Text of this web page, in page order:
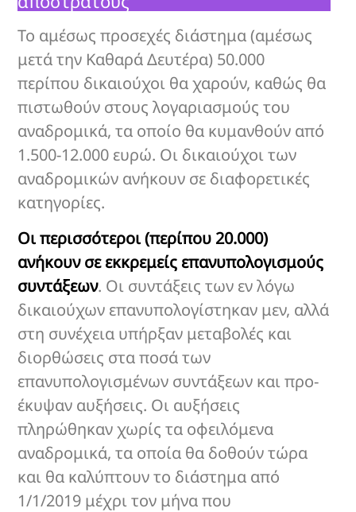
Το αμέσως προσεχές διάστημα (αμέσως
μετά την Καθαρά Δευτέρα) 50.000
περίπου δικαιούχοι θα χαρούν, καθώς θα
πιστωθούν στους λογαριασμούς του
αναδρομικά, τα οποίο θα κυμανθούν από
1.500-12.000 ευρώ. Οι δικαιούχοι των
αναδρομικών ανήκουν σε διαφορετικές
κατηγορίες.
Οι περισσότεροι (περίπου 20.000)
ανήκουν σε εκκρεμείς επανυπολογισμούς
συντάξεων. Οι συντάξεις των εν λόγω
δικαιούχων επανυπολογίστηκαν μεν, αλλά
στη συνέχεια υπήρξαν μεταβολές και
διορθώσεις στα ποσά των
επανυπολογισμένων συντάξεων και προ-
έκυψαν αυξήσεις. Οι αυξήσεις
πληρώθηκαν χωρίς τα οφειλόμενα
αναδρομικά, τα οποία θα δοθούν τώρα
και θα καλύπτουν το διάστημα από
1/1/2019 μέχρι τον μήνα που